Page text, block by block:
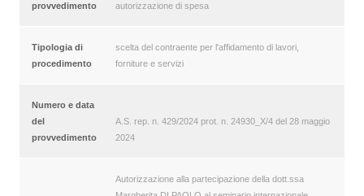
provvedimento
autorizzazione di spesa
Tipologia di
procedimento
scelta del contraente per l'affidamento di lavori,
forniture e servizi
Numero e data
del
provvedimento
A.S. rep. n. 429/2024 prot. n. 24930_X/4 del 28 maggio
2024
Autorizzazione alla partecipazione della dott.ssa